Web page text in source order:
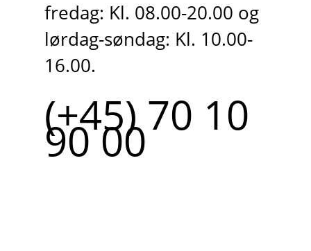
fredag: Kl. 08.00-20.00 og
lørdag-søndag: Kl. 10.00-
16.00.
(+45) 70 10
90 00